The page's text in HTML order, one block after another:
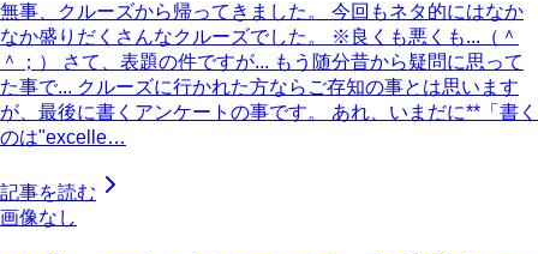
無事、クルーズから帰ってきました。 今回もネタ的にはなか
なか盛りだくさんなクルーズでした。 ※良くも悪くも...（＾
＾；） さて、表題の件ですが... もう随分昔から疑問に思って
た事で... クルーズに行かれた方ならご存知の事とは思います
が、最後に書くアンケートの事です。 あれ、いまだに**「書く
のは"excelle…
記事を読む
画像なし